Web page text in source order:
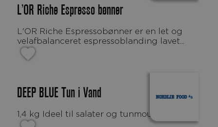
L’OR Riche Espresso bønner
L'OR Riche Espressobønner er en let og
velafbalanceret espressoblanding lavet...
DEEP BLUE Tun i Vand
1,4 kg Ideel til salater og tunmousse.